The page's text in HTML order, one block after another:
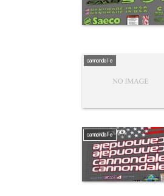
cannondale
cannondale